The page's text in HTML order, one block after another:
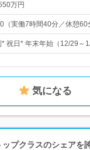
万円
（実働7時間40分／休憩
* 祝日* 年末年始（12/29
気になる
プクラスのシェアを